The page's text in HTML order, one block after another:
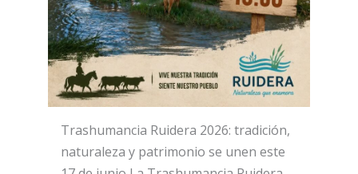
Trashumancia Ruidera 2026: tradición,
naturaleza y patrimonio se unen este